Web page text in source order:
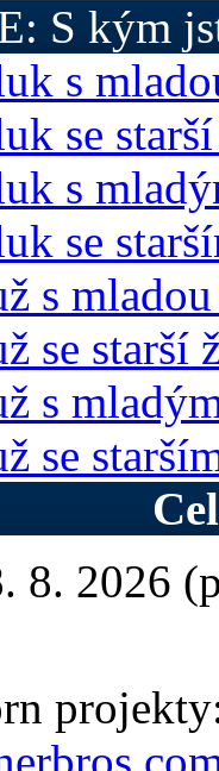
S kým
s
se
s
se
s
se starší
s
se
8. 2026